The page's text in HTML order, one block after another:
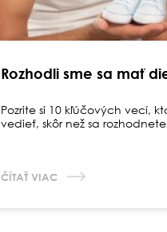
Rozhodli sme sa mať
Pozrite si 10 kľúčových vecí,
vedieť, skôr než sa
ČÍTAŤ VIAC